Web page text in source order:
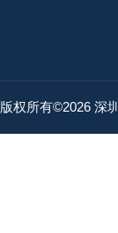
版权所有©2026 深